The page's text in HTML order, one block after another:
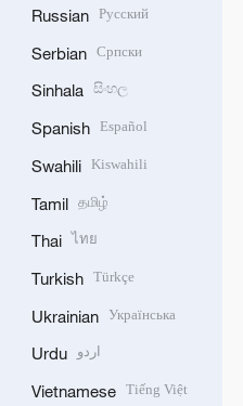
Russian Русский
Serbian Српски
Sinhala සිංහල
Spanish Español
Swahili Kiswahili
Tamil தமிழ்
Thai ไทย
Turkish Türkçe
Ukrainian Українська
Urdu اردو
Vietnamese Tiếng Việt